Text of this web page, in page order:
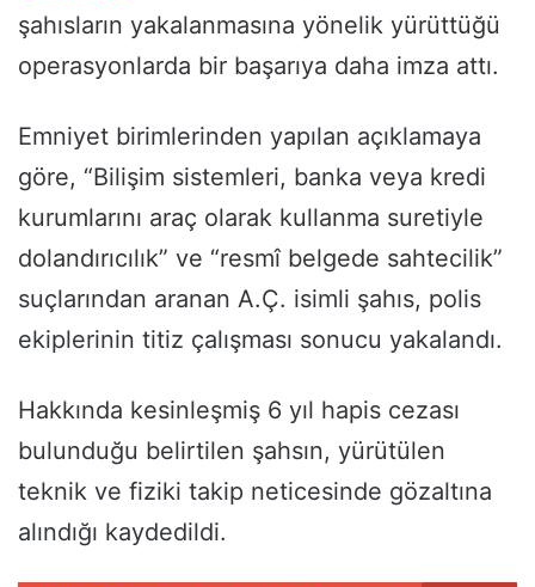
şahısların yakalanmasına yönelik yürüttüğü
operasyonlarda bir başarıya daha imza attı.
Emniyet birimlerinden yapılan açıklamaya
göre, “Bilişim sistemleri, banka veya kredi
kurumlarını araç olarak kullanma suretiyle
dolandırıcılık” ve “resmî belgede sahtecilik”
suçlarından aranan A.Ç. isimli şahıs, polis
ekiplerinin titiz çalışması sonucu yakalandı.
Hakkında kesinleşmiş 6 yıl hapis cezası
bulunduğu belirtilen şahsın, yürütülen
teknik ve fiziki takip neticesinde gözaltına
alındığı kaydedildi.